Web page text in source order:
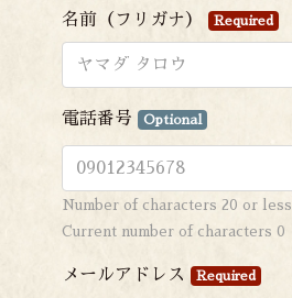
名前（フリガナ） Required
電話番号 Optional
Number of characters 20 or less
Current number of characters 0
メールアドレス Required